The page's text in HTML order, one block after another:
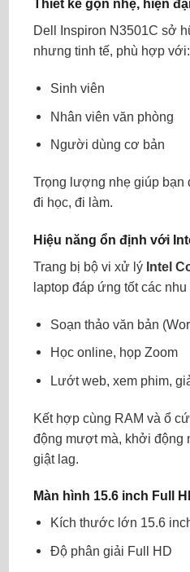
Thiết kế gọn nhẹ, hiện
Dell Inspiron N3501C sở
nhưng tinh tế, phù hợp với:
Sinh viên
Nhân viên văn phòng
Người dùng cơ bản
Trọng lượng nhẹ giúp bạn
đi học, đi làm.
Hiệu năng ổn định với
Trang bị bộ vi xử lý Intel
laptop đáp ứng tốt các nhu
Soạn thảo văn bản
Học online, họp Zoom
Lướt web, xem phim,
Kết hợp cùng RAM và ổ
động mượt mà, khởi động
giật lag.
Màn hình 15.6 inch Full
Kích thước lớn 15.6
Độ phân giải Full HD